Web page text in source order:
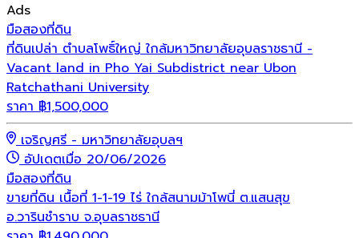
Ads
มือสองที่ดิน
ที่ดินเปล่า ตำบลโพธิ์ใหญ่ ใกล้มหาวิทยาลัยอุบลราชธานี -
Vacant land in Pho Yai Subdistrict near Ubon
Ratchathani University
ราคา ฿1,500,000
เจริญศรี - มหาวิทยาลัยอุบลฯ
อัปเดตเมื่อ 20/06/2026
มือสองที่ดิน
ขายที่ดิน เนื้อที่ 1-1-19 ไร่ ใกล้สนามม้าโพนี่ ต.แสนสุข
อ.วารินชำราบ จ.อุบลราชธานี